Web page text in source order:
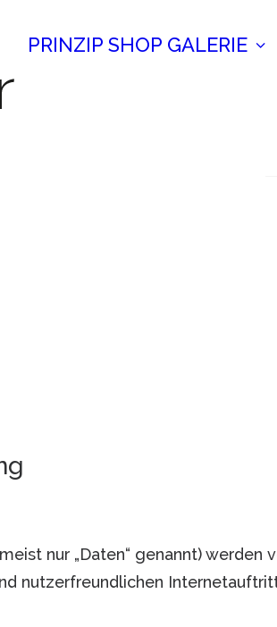
PRINZIP SHOP GALERIE
nur „Daten“ genannt)
nutzerfreundlichen